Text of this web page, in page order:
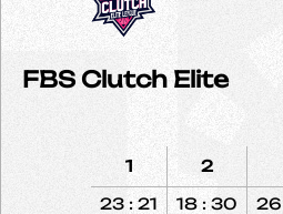
FBS Clutch Elite
1
23 : 21
2
18 : 30
26